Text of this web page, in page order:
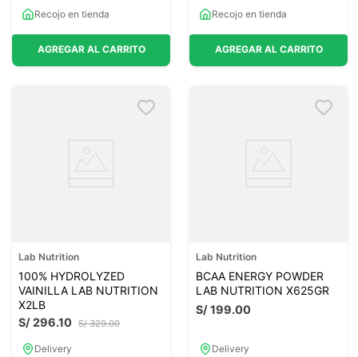
Recojo en tienda
AGREGAR AL CARRITO
Recojo en tienda
AGREGAR AL CARRITO
Lab Nutrition
100% HYDROLYZED
VAINILLA LAB NUTRITION
X2LB
S/ 329.00
S/296.10
Delivery
Lab Nutrition
BCAA ENERGY POWDER
LAB NUTRITION X625GR
S/199.00
Delivery